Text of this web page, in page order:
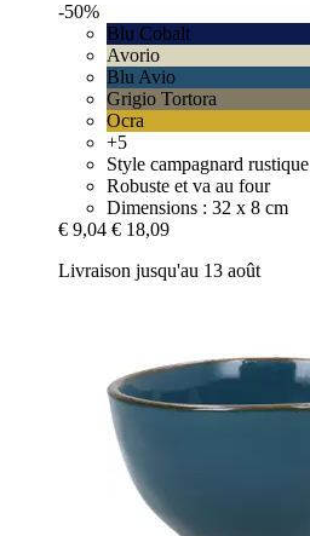
-50%
Blu Cobalt
Avorio
Blu Avio
Grigio Tortora
Ocra
+5
Style campagnard rustique
Robuste et va au four
Dimensions : 32 x 8 cm
€ 9,04 € 18,09
Livraison jusqu'au 13 août